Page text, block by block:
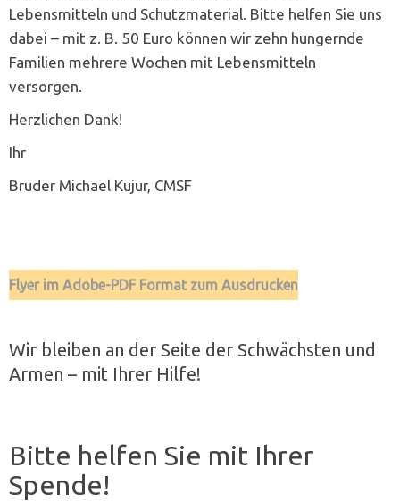
Lebensmitteln und Schutzmaterial. Bitte helfen Sie uns
dabei – mit z. B. 50 Euro können wir zehn hungernde
Familien mehrere Wochen mit Lebensmitteln
versorgen.
Herzlichen Dank!
Ihr
Bruder Michael Kujur, CMSF
Flyer im Adobe-PDF Format zum Ausdrucken
Wir bleiben an der Seite der Schwächsten und
Armen – mit Ihrer Hilfe!
Bitte helfen Sie mit Ihrer
Spende!